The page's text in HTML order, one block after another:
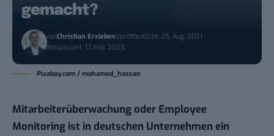
gemacht?
vonChristian ErxlebenVeröffentlicht: 25. Aug. 2021
Aktualisiert: 17. Feb. 2025
Pixabay.com / mohamed_hassan
Mitarbeiterüberwachung oder Employee
Monitoring ist in deutschen Unternehmen ein